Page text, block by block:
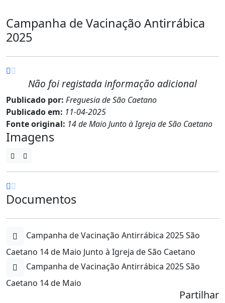
Campanha de Vacinação Antirrábica
2025
Não foi registada informação adicional
Publicado por: Freguesia de São Caetano
Publicado em: 11-04-2025
Fonte original: 14 de Maio Junto à Igreja de São Caetano
Imagens
Documentos
Campanha de Vacinação Antirrábica 2025 São
Caetano 14 de Maio Junto à Igreja de São Caetano
Campanha de Vacinação Antirrábica 2025 São
Caetano 14 de Maio
Partilhar